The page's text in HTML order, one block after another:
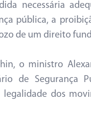
necessária
pública, a
de um direito
o ministro
de Segurança
dos